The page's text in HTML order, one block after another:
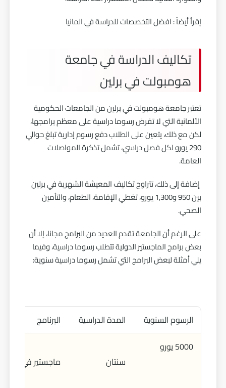
إقرأ أيضاً :افضل التخصصات للدراسة في المانيا
تكاليف الدراسة في جامعة
هومبولت في برلين
تعتبر جامعة هومبولت في برلين من الجامعات الحكومية
الألمانية التي لا تفرض رسوما دراسية على معظم برامجها،
لكن مع ذلك، يتعين على الطلاب دفع رسوم إدارية تبلغ حوالي
290 يورو لكل فصل دراسي، تشمل تذكرة المواصلات
العامة.
إضافة إلى ذلك، تتراوح تكاليف المعيشة الشهرية في برلين
بين 950 و1,300 يورو، تغطي الإقامة، الطعام، والتأمين
الصحي.
على الرغم أن الجامعة تقدم العديد من البرامج مجانا، إلا أن
بعض برامج الماجستير الدولية تتطلب رسوما دراسية، وفيما
يلي أمثلة لبعض البرامج التي تشمل رسوما دراسية سنوية:
الرسوم السنوية المدة الدراسية
البرنامج
5000 يورو
سنتان
ماجستير في